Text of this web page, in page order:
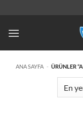
ANA SAYFA - ÜRÜNLER